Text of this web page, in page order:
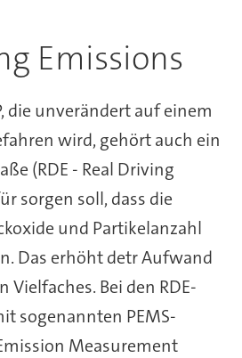
Emissions
die unverändert auf einem
wird, gehört auch ein
(RDE - Real Driving
sorgen soll, dass die
und Partikelanzahl
Das erhöht detr Aufwand
Bei den RDE-
sogenannten PEMS-
Measurement